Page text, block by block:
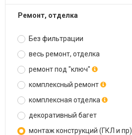
ремонт, отделка
Без фильтрации
весь ремонт, отделка
ремонт под "ключ"
комплексный ремонт
комплексная отделка
декоративный багет
монтаж конструкций (ГКЛ и пр)